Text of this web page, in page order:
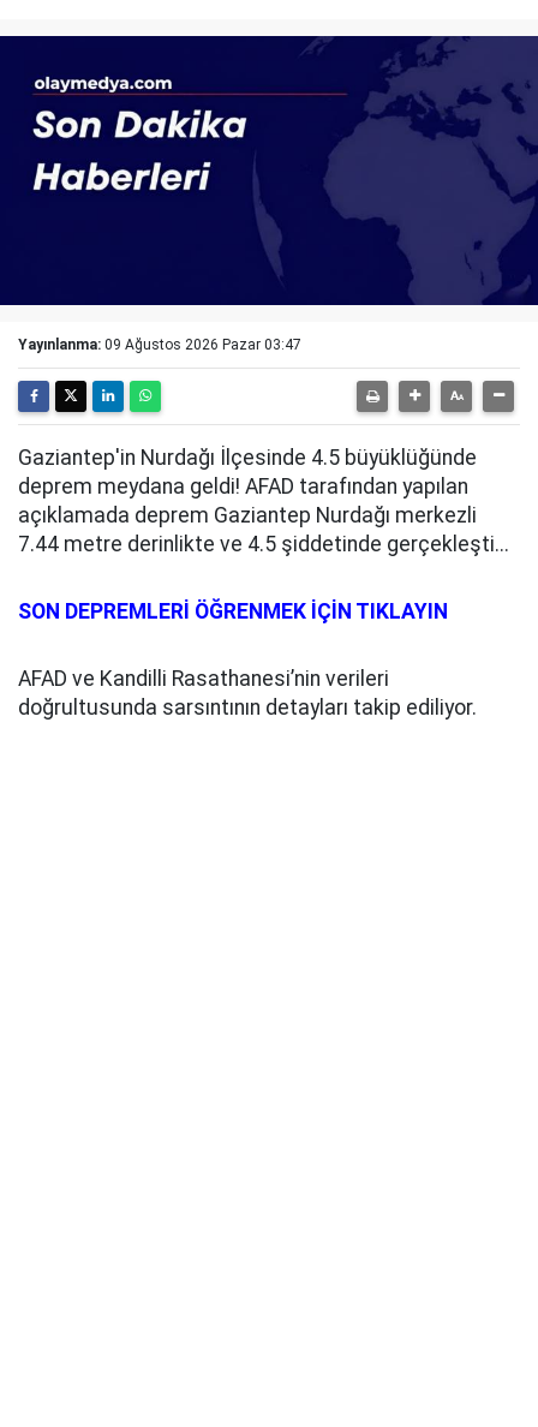
Yayınlanma: 09 Ağustos 2026 Pazar 03:47
Gaziantep'in Nurdağı İlçesinde 4.5 büyüklüğünde
deprem meydana geldi! AFAD tarafından yapılan
açıklamada deprem Gaziantep Nurdağı merkezli
7.44 metre derinlikte ve 4.5 şiddetinde gerçekleşti...
SON DEPREMLERİ ÖĞRENMEK İÇİN TIKLAYIN
AFAD ve Kandilli Rasathanesi’nin verileri
doğrultusunda sarsıntının detayları takip ediliyor.